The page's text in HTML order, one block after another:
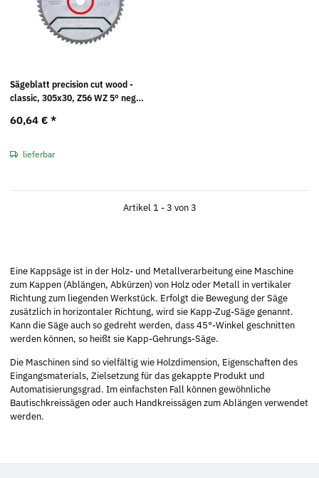
Sägeblatt precision cut wood -
classic, 305x30, Z56 WZ 5° neg
60,64 € *
lieferbar
Artikel 1 - 3 von 3
Eine Kappsäge ist in der Holz- und Metallverarbeitung eine Maschine
zum Kappen (Ablängen, Abkürzen) von Holz oder Metall in vertikaler
Richtung zum liegenden Werkstück. Erfolgt die Bewegung der Säge
zusätzlich in horizontaler Richtung, wird sie Kapp-Zug-Säge genannt.
Kann die Säge auch so gedreht werden, dass 45°-Winkel geschnitten
werden können, so heißt sie Kapp-Gehrungs-Säge.
Die Maschinen sind so vielfältig wie Holzdimension, Eigenschaften des
Eingangsmaterials, Zielsetzung für das gekappte Produkt und
Automatisierungsgrad. Im einfachsten Fall können gewöhnliche
Bautischkreissägen oder auch Handkreissägen zum Ablängen verwendet
werden.